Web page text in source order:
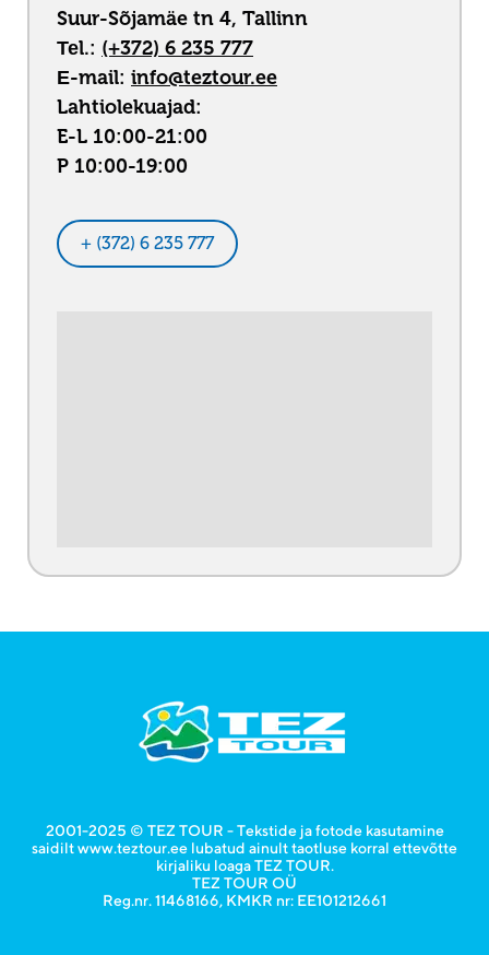
Suur-Sõjamäe tn 4, Tallinn
Теl.: (+372) 6 235 777
Е-mail: info@teztour.ee
Lahtiolekuajad:
E-L 10:00-21:00
P 10:00-19:00
+ (372) 6 235 777
2001-2025 © TEZ TOUR - Tekstide ja fotode kasutamine
saidilt www.teztour.ee lubatud ainult taotluse korral ettevõtte
kirjaliku loaga TEZ TOUR.
TEZ TOUR OÜ
Reg.nr. 11468166, KMKR nr: EE101212661